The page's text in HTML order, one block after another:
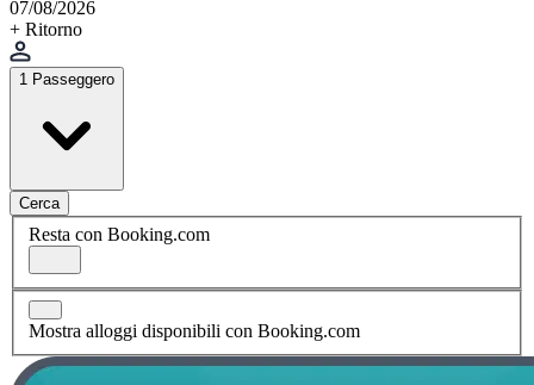
07/08/2026
+ Ritorno
1 Passeggero
Cerca
Resta con Booking.com
Mostra alloggi disponibili con Booking.com